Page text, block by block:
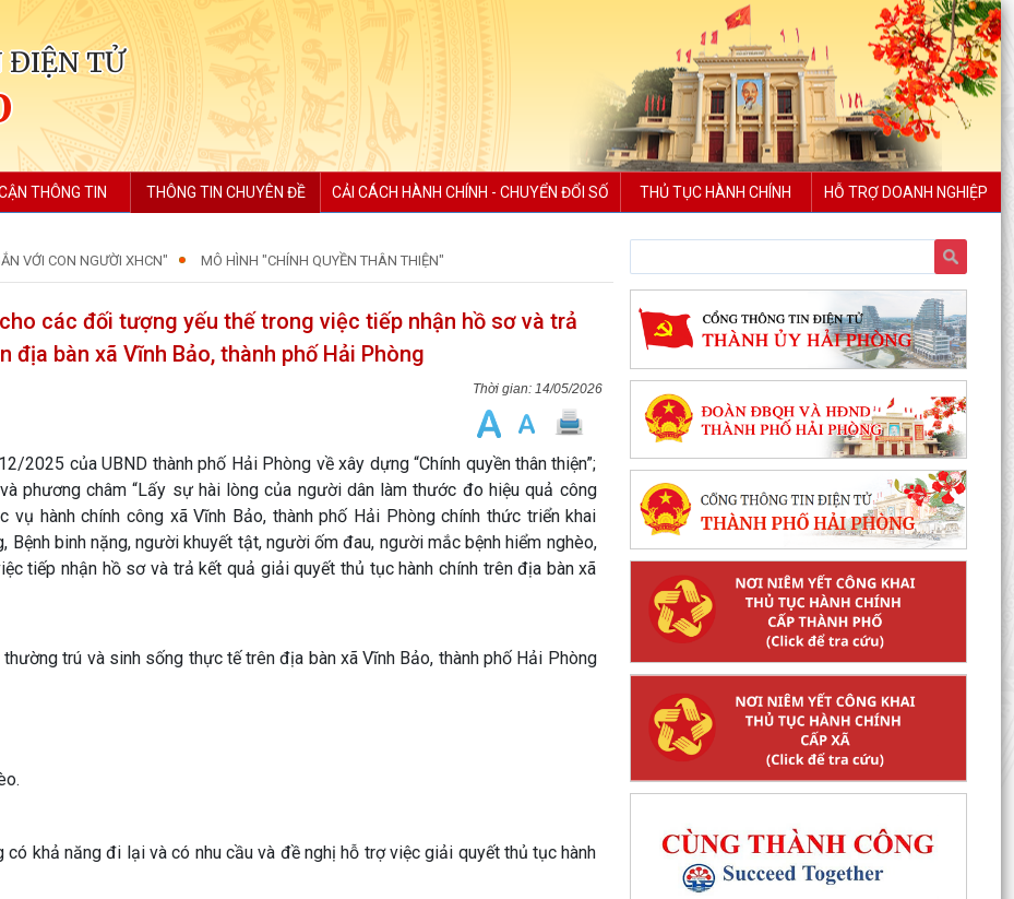
ĐIỆN TỬ
THÔNG TIN THÔNG TIN CHUYÊN ĐỀ CẢI CÁCH HÀNH CHÍNH - CHUYỂN ĐỔI SỐ THỦ TỤC HÀNH CHÍNH HỖ TRỢ DOANH NGHIỆP
VỚI CON NGƯỜI XHCN" MÔ HÌNH "CHÍNH QUYỀN THÂN THIỆN"
các đối tượng yếu thế trong việc tiếp nhận hồ sơ và trả
bàn xã Vĩnh Bảo, thành phố Hải Phòng
14/05/2026
2025 của UBND thành phố Hải Phòng về xây dựng “Chính quyền thân thiện”;
phương châm “Lấy sự hài lòng của người dân làm thước đo hiệu quả công
hành chính công xã Vĩnh Bảo, thành phố Hải Phòng chính thức triển khai
binh nặng, người khuyết tật, người ốm đau, người mắc bệnh hiểm nghèo,
tiếp nhận hồ sơ và trả kết quả giải quyết thủ tục hành chính trên địa bàn xã
trú và sinh sống thực tế trên địa bàn xã Vĩnh Bảo, thành phố Hải Phòng
khả năng đi lại và có nhu cầu và đề nghị hỗ trợ việc giải quyết thủ tục hành